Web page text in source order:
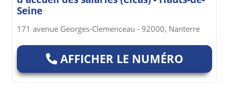
Seine
171 avenue Georges-Clemenceau - 92000, Nanterre
AFFICHER LE NUMÉRO